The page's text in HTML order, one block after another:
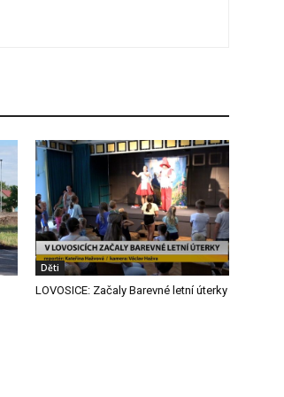
Děti
LOVOSICE: Začaly Barevné letní úterky